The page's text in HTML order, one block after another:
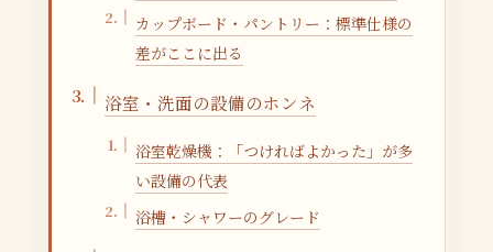
カップボード・パントリー：標準仕様の
差がここに出る
浴室・洗面の設備のホンネ
浴室乾燥機：「つければよかった」が多
い設備の代表
浴槽・シャワーのグレード